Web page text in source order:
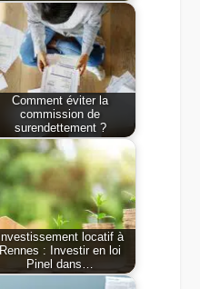
Comment éviter la
commission de
surendettement ?
Investissement locatif à
Rennes : Investir en loi
Pinel dans…